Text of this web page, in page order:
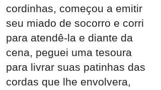
cordinhas, começou a emitir
seu miado de socorro e corri
para atendê-la e diante da
cena, peguei uma tesoura
para livrar suas patinhas das
cordas que lhe envolvera,